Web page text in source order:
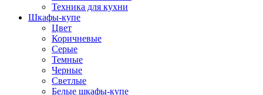
Техника для кухни
Шкафы-купе
Цвет
Коричневые
Серые
Темные
Черные
Светлые
Белые шкафы-купе